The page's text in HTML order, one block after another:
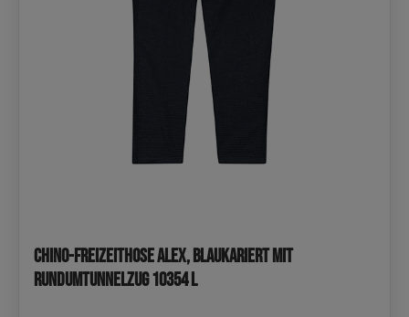
Chino-Freizeithose Alex, blaukariert mit
Rundumtunnelzug 10354 L